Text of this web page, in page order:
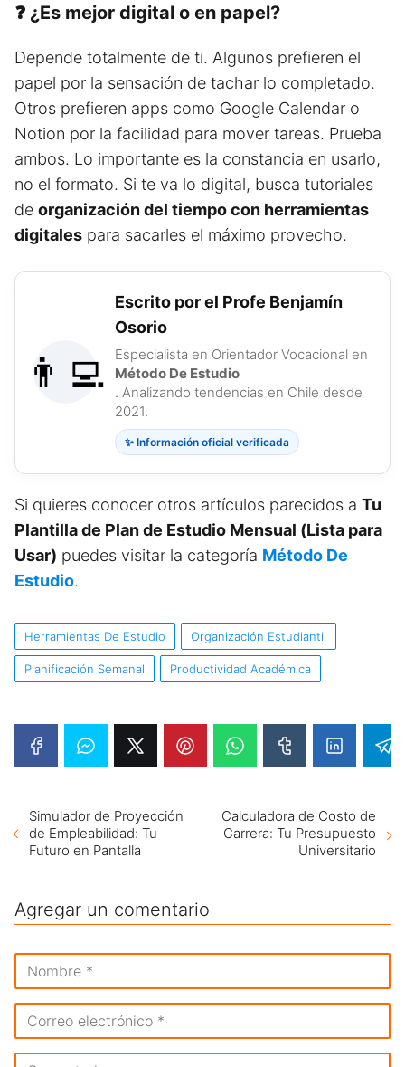
❓ ¿Es mejor digital o en papel?
Depende totalmente de ti. Algunos prefieren el
papel por la sensación de tachar lo completado.
Otros prefieren apps como Google Calendar o
Notion por la facilidad para mover tareas. Prueba
ambos. Lo importante es la constancia en usarlo,
no el formato. Si te va lo digital, busca tutoriales
de organización del tiempo con herramientas
digitales para sacarles el máximo provecho.
👨‍💻
Escrito por el Profe Benjamín
Osorio
Especialista en Orientador Vocacional en
Método De Estudio
. Analizando tendencias en Chile desde
2021.
✨ Información oficial verificada
Si quieres conocer otros artículos parecidos a Tu
Plantilla de Plan de Estudio Mensual (Lista para
Usar) puedes visitar la categoría Método De
Estudio.
Herramientas De Estudio Organización Estudiantil
Planificación Semanal Productividad Académica
Simulador de Proyección
de Empleabilidad: Tu
Futuro en Pantalla
Calculadora de Costo de
Carrera: Tu Presupuesto
Universitario
Agregar un comentario